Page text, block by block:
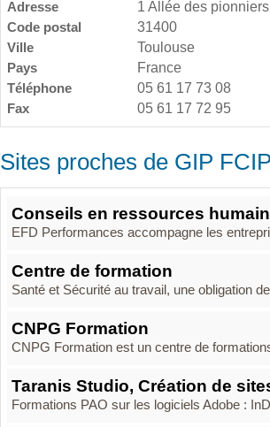
Adresse
1 Allée des
Code postal
31400
Ville
Toulouse
Pays
France
Téléphone
05 61 17 73 08
Fax
05 61 17 72 95
Sites proches de GIP
Conseils en ressources
EFD Performances accompagne les
Centre de formation
Santé et Sécurité au travail, une obligation
CNPG Formation
CNPG Formation est un centre de
Taranis Studio, Création de
Formations PAO sur les logiciels Adobe :